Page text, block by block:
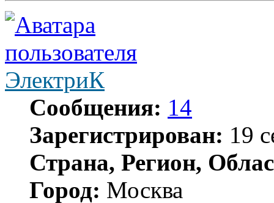
ЭлектриК
Сообщения: 14
Зарегистрирован: 19
Страна, Регион,
Город: Москва